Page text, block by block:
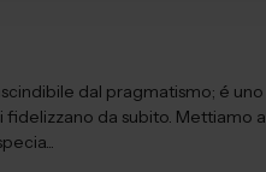
dal pragmatismo; é uno
fidelizzano da subito. Mettiamo a